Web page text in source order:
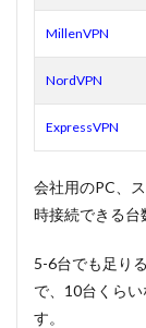
MillenVPN
NordVPN
ExpressVPN
会社用のPC、
時接続できる台
5-6台でも足り
で、10台くら
す。